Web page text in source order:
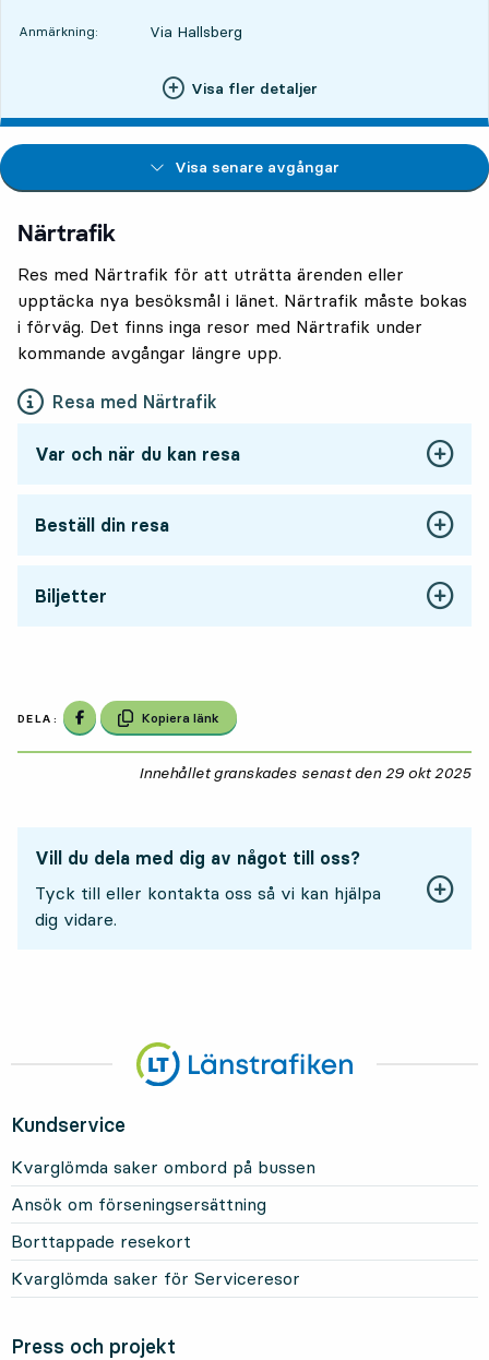
Anmärkning: Via Hallsberg
Visa fler detaljer
Visa senare avgångar
Närtrafik
Res med Närtrafik för att uträtta ärenden eller
upptäcka nya besöksmål i länet. Närtrafik måste bokas
i förväg. Det finns inga resor med Närtrafik under
kommande avgångar längre upp.
Resa med Närtrafik
Var och när du kan resa
Beställ din resa
Biljetter
DELA: Dela på Facebook
Kopiera länk
Innehållet granskades senast den 29 okt 2025
Vill du dela med dig av något till oss?
Tyck till eller kontakta oss så vi kan hjälpa
dig vidare.
Kundservice
Kvarglömda saker ombord på bussen
Ansök om förseningsersättning
Borttappade resekort
Kvarglömda saker för Serviceresor
Press och projekt